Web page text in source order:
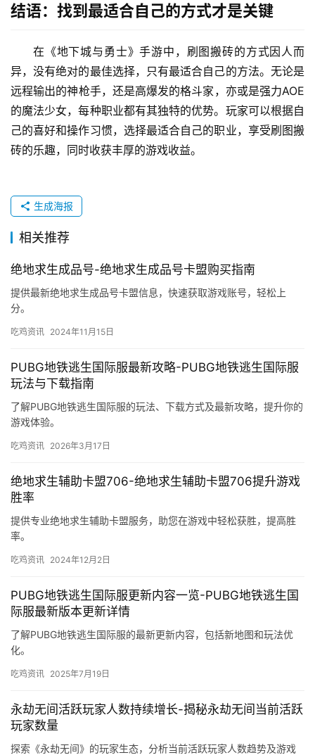
结语：找到最适合自己的方式才是关键
在《地下城与勇士》手游中，刷图搬砖的方式因人而
异，没有绝对的最佳选择，只有最适合自己的方法。无论是
远程输出的神枪手，还是高爆发的格斗家，亦或是强力AOE
的魔法少女，每种职业都有其独特的优势。玩家可以根据自
己的喜好和操作习惯，选择最适合自己的职业，享受刷图搬
砖的乐趣，同时收获丰厚的游戏收益。
生成海报
相关推荐
绝地求生成品号-绝地求生成品号卡盟购买指南
提供最新绝地求生成品号卡盟信息，快速获取游戏账号，轻松上
分。
吃鸡资讯 2024年11月15日
PUBG地铁逃生国际服最新攻略-PUBG地铁逃生国际服
玩法与下载指南
了解PUBG地铁逃生国际服的玩法、下载方式及最新攻略，提升你的
游戏体验。
吃鸡资讯 2026年3月17日
绝地求生辅助卡盟706-绝地求生辅助卡盟706提升游戏
胜率
提供专业绝地求生辅助卡盟服务，助您在游戏中轻松获胜，提高胜
率。
吃鸡资讯 2024年12月2日
PUBG地铁逃生国际服更新内容一览-PUBG地铁逃生国
际服最新版本更新详情
了解PUBG地铁逃生国际服的最新更新内容，包括新地图和玩法优
化。
吃鸡资讯 2025年7月19日
永劫无间活跃玩家人数持续增长-揭秘永劫无间当前活跃
玩家数量
探索《永劫无间》的玩家生态，分析当前活跃玩家人数趋势及游戏